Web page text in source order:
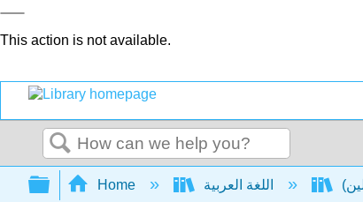
This action is not available.
Search
Expand/collapse global hierarchy
Home